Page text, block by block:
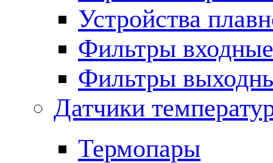
Устройства
Фильтры входные
Фильтры
Датчики
Термопары